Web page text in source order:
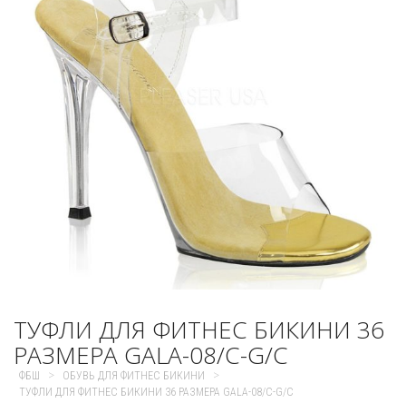
ТУФЛИ ДЛЯ ФИТНЕС БИКИНИ 36
РАЗМЕРА GALA-08/C-G/C
ФБШ > ОБУВЬ ДЛЯ ФИТНЕС БИКИНИ >
ТУФЛИ ДЛЯ ФИТНЕС БИКИНИ 36 РАЗМЕРА GALA-08/C-G/C